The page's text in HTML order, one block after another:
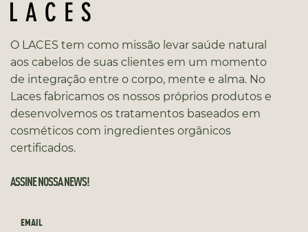
O LACES tem como missão levar saúde natural
aos cabelos de suas clientes em um momento
de integração entre o corpo, mente e alma. No
Laces fabricamos os nossos próprios produtos e
desenvolvemos os tratamentos baseados em
cosméticos com ingredientes orgânicos
certificados.
ASSINE NOSSA NEWS!
EMAIL